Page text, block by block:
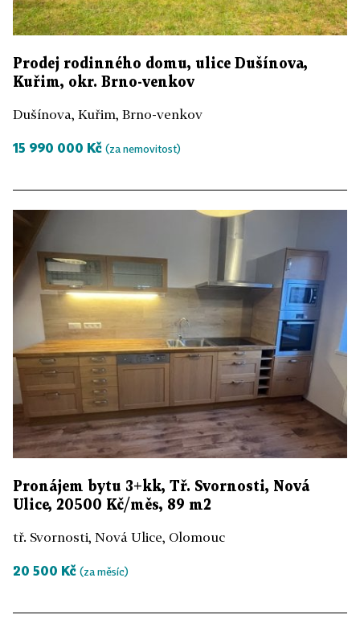
Prodej rodinného domu, ulice Dušínova,
Kuřim, okr. Brno-venkov
Dušínova, Kuřim, Brno-venkov
15 990 000 Kč (za nemovitost)
Pronájem bytu 3+kk, Tř. Svornosti, Nová
Ulice, 20500 Kč/měs, 89 m2
tř. Svornosti, Nová Ulice, Olomouc
20 500 Kč (za měsíc)